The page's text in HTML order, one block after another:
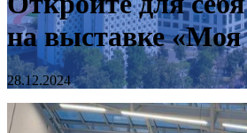
на выставке «Моя
28.12.2024